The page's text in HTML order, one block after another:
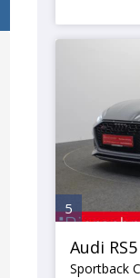
5
Audi RS5